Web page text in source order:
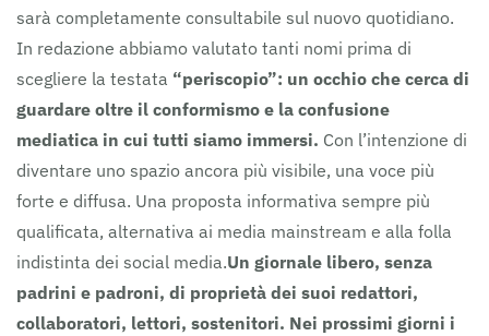
sarà completamente consultabile sul nuovo quotidiano.
In redazione abbiamo valutato tanti nomi prima di
scegliere la testata “periscopio”: un occhio che cerca di
guardare oltre il conformismo e la confusione
mediatica in cui tutti siamo immersi. Con l’intenzione di
diventare uno spazio ancora più visibile, una voce più
forte e diffusa. Una proposta informativa sempre più
qualificata, alternativa ai media mainstream e alla folla
indistinta dei social media.Un giornale libero, senza
padrini e padroni, di proprietà dei suoi redattori,
collaboratori, lettori, sostenitori. Nei prossimi giorni i